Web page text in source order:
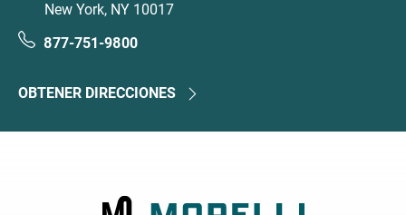
New York, NY 10017
877-751-9800
OBTENER DIRECCIONES